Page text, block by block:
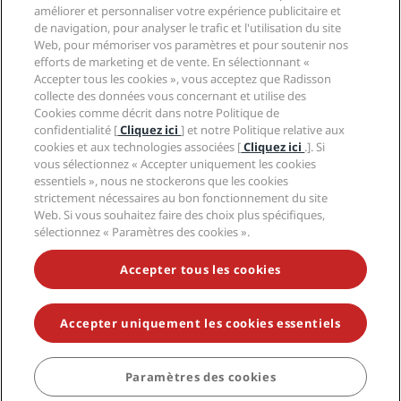
Hôtels adaptés aux Familles
Santé et sécurité
Carrières PPHE
Carrières EHL
The Club by RHG
Opportunités de développement
Entreprise responsable
Approvisionnement
Mentions légales
Conditions générales Radisson Rewards
Contrat d’utilisation du site
Accessibilité numérique
Déclaration sur l’esclavage moderne
Aide
Avis aux consommateurs
Contact
FAQ
Plan du site
Médias sociaux
Marques Radisson Hotels
NE MANQUEZ AUCUNE DE NOS OFFRES LES PLUS
POPULAIRES
© 2026 Radisson Hotel Group.Tous droits réservés. RHG Radisson
Hotel Group, Radisson, Radisson RED, Radisson Blu, Radisson Collection,
Radisson Individuals, Park Plaza, Park Inn, Country Inn & Suites, Prize by
Radisson, Radisson Rewards, et Radisson Meetings sont des marques
déposées de Radisson Hotel Group.
améliorer et personnaliser votre expérience publicitaire et
de navigation, pour analyser le trafic et l'utilisation du site
Web, pour mémoriser vos paramètres et pour soutenir nos
efforts de marketing et de vente. En sélectionnant «
Accepter tous les cookies », vous acceptez que Radisson
collecte des données vous concernant et utilise des
Cookies comme décrit dans notre Politique de
confidentialité [Cliquez ici] et notre Politique relative aux
cookies et aux technologies associées [Cliquez ici .]. Si
vous sélectionnez « Accepter uniquement les cookies
essentiels », nous ne stockerons que les cookies
strictement nécessaires au bon fonctionnement du site
Web. Si vous souhaitez faire des choix plus spécifiques,
sélectionnez « Paramètres des cookies ».
Accepter tous les cookies
Accepter uniquement les cookies essentiels
Paramètres des cookies